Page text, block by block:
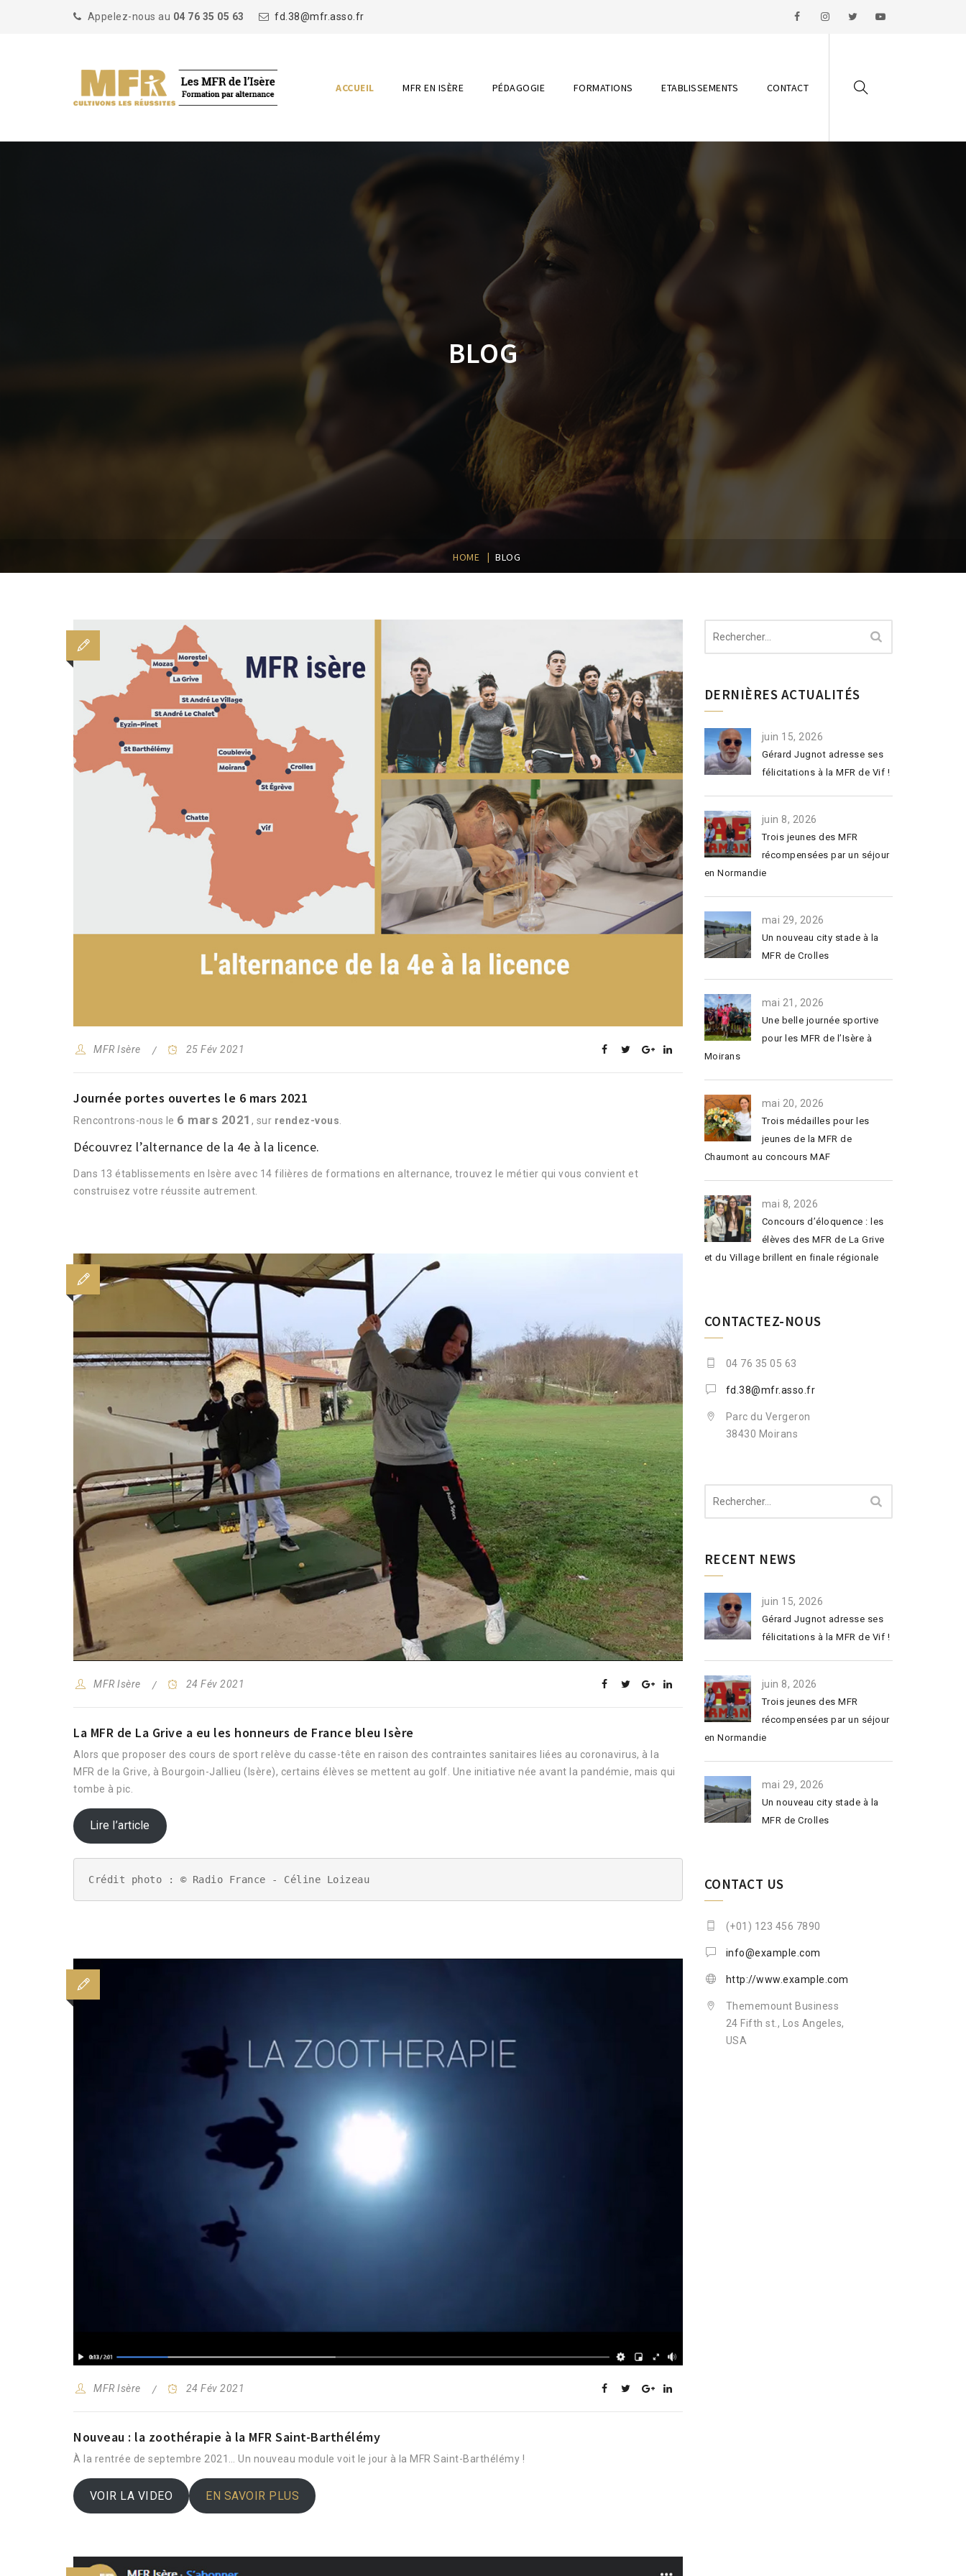
Appelez-nous au 04 76 35 05 63 fd.38@mfr.asso.fr
ACCUEIL MFR EN ISÈRE PÉDAGOGIE FORMATIONS ETABLISSEMENTS CONTACT
BLOG
HOME | BLOG
MFR Isère 25 Fév 2021
Journée portes ouvertes le 6 mars 2021
Rencontrons-nous le 6 mars 2021 , sur rendez-vous.
Découvrez l’alternance de la 4e à la licence.
Dans 13 établissements en Isère avec 14 filières de formations en alternance, trouvez le métier qui vous convient et
construisez votre réussite autrement.
MFR Isère 24 Fév 2021
La MFR de La Grive a eu les honneurs de France bleu Isère
Alors que proposer des cours de sport relève du casse-tête en raison des contraintes sanitaires liées au coronavirus, à la
MFR de la Grive, à Bourgoin-Jallieu (Isère), certains élèves se mettent au golf. Une initiative née avant la pandémie, mais qui
tombe à pic.
Lire l’article
Crédit photo : © Radio France - Céline Loizeau
MFR Isère 24 Fév 2021
Nouveau : la zoothérapie à la MFR Saint-Barthélémy
À la rentrée de septembre 2021… Un nouveau module voit le jour à la MFR Saint-Barthélémy !
VOIR LA VIDEO EN SAVOIR PLUS
DERNIÈRES ACTUALITÉS
juin 15, 2026
Gérard Jugnot adresse ses
félicitations à la MFR de Vif !
juin 8, 2026
Trois jeunes des MFR
récompensées par un séjour
en Normandie
mai 29, 2026
Un nouveau city stade à la
MFR de Crolles
mai 21, 2026
Une belle journée sportive
pour les MFR de l’Isère à
Moirans
mai 20, 2026
Trois médailles pour les
jeunes de la MFR de
Chaumont au concours MAF
mai 8, 2026
Concours d’éloquence : les
élèves des MFR de La Grive
et du Village brillent en finale régionale
CONTACTEZ-NOUS
04 76 35 05 63
fd.38@mfr.asso.fr
Parc du Vergeron
38430 Moirans
RECENT NEWS
juin 15, 2026
Gérard Jugnot adresse ses
félicitations à la MFR de Vif !
juin 8, 2026
Trois jeunes des MFR
récompensées par un séjour
en Normandie
mai 29, 2026
Un nouveau city stade à la
MFR de Crolles
CONTACT US
(+01) 123 456 7890
info@example.com
http://www.example.com
Thememount Business
24 Fifth st., Los Angeles,
USA